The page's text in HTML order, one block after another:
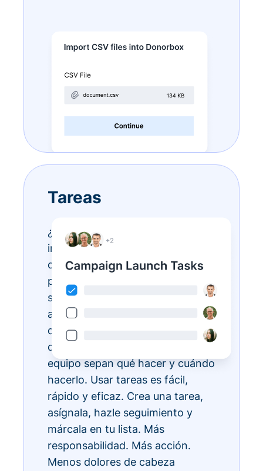
Tareas
¿Tienes listas de tareas
interminables? Hazlas realidad
con Donorbox Tasks. Ahora
puedes organizar, priorizar y
simplificar todas tus tareas
administrativas diarias, todo
dentro del ecosistema CRM, para
que todos los miembros de tu
equipo sepan qué hacer y cuándo
hacerlo. Usar tareas es fácil,
rápido y eficaz. Crea una tarea,
asígnala, hazle seguimiento y
márcala en tu lista. Más
responsabilidad. Más acción.
Menos dolores de cabeza